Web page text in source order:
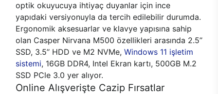
optik okuyucuya ihtiyaç duyanlar için ince
yapıdaki versiyonuyla da tercih edilebilir durumda.
Ergonomik aksesuarlar ve klavye yapısına sahip
olan Casper Nirvana M500 özellikleri arasında 2.5’’
SSD, 3.5’’ HDD ve M2 NVMe, Windows 11 işletim
sistemi, 16GB DDR4, Intel Ekran kartı, 500GB M.2
SSD PCle 3.0 yer alıyor.
Online Alışverişte Cazip Fırsatlar